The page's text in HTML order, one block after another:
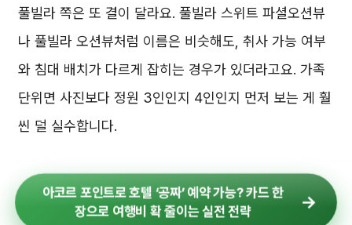
풀빌라 쪽은 또 결이 달라요. 풀빌라 스위트 파셜오션뷰
나 풀빌라 오션뷰처럼 이름은 비슷해도, 취사 가능 여부
와 침대 배치가 다르게 잡히는 경우가 있더라고요. 가족
단위면 사진보다 정원 3인인지 4인인지 먼저 보는 게 훨
씬 덜 실수합니다.
아코르 포인트로 호텔 ‘공짜’ 예약 가능? 카드 한
장으로 여행비 확 줄이는 실전 전략